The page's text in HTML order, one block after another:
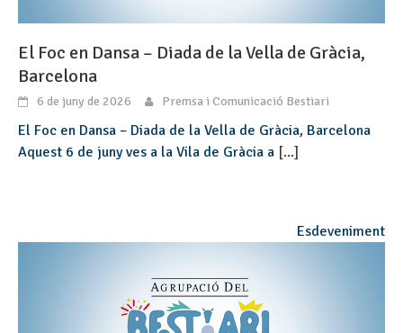
El Foc en Dansa – Diada de la Vella de Gràcia,
Barcelona
6 de juny de 2026 Premsa i Comunicació Bestiari
El Foc en Dansa – Diada de la Vella de Gràcia, Barcelona
Aquest 6 de juny ves a la Vila de Gràcia a [...]
Esdeveniment